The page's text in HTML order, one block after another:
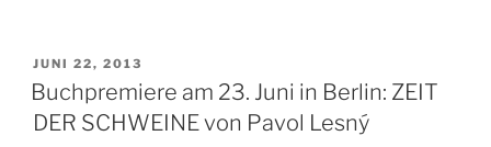
VERÖFFENTLICHT
AM
JUNI 22, 2013
Buchpremiere am 23. Juni in Berlin: ZEIT
DER SCHWEINE von Pavol Lesný